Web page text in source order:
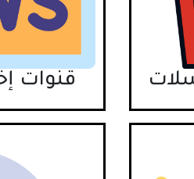
قنوات